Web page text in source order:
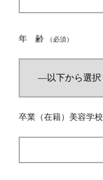
年 齢 （必須）
卒業（在籍）美容学校